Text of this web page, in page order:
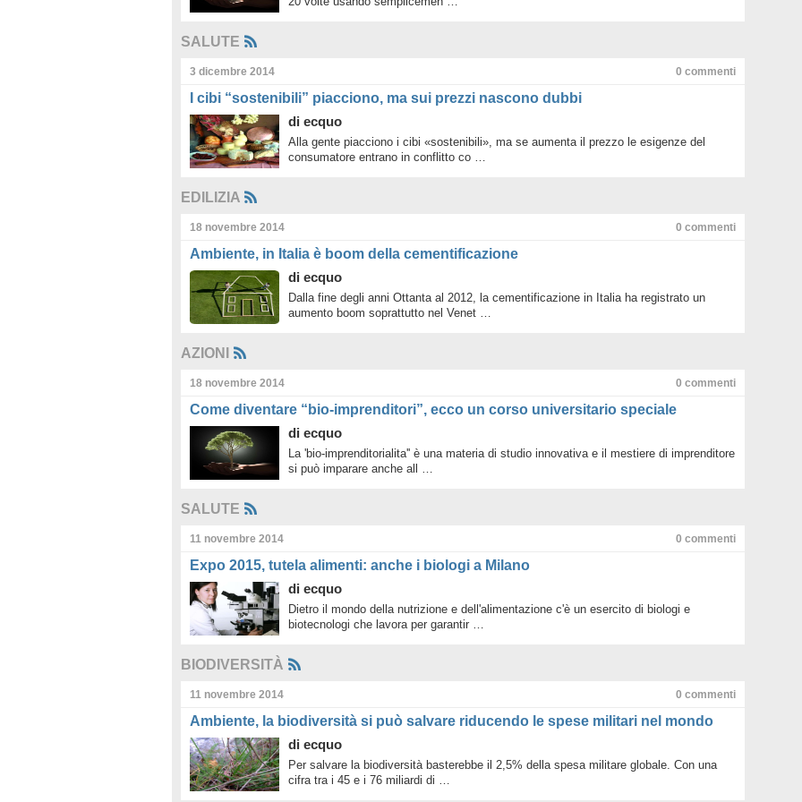
SALUTE
3 dicembre 2014 0 commenti
I cibi “sostenibili” piacciono, ma sui prezzi nascono dubbi
di ecquo
Alla gente piacciono i cibi «sostenibili», ma se aumenta il prezzo le esigenze del
consumatore entrano in conflitto co …
EDILIZIA
18 novembre 2014 0 commenti
Ambiente, in Italia è boom della cementificazione
di ecquo
Dalla fine degli anni Ottanta al 2012, la cementificazione in Italia ha registrato un
aumento boom soprattutto nel Venet …
AZIONI
18 novembre 2014 0 commenti
Come diventare “bio-imprenditori”, ecco un corso universitario speciale
di ecquo
La 'bio-imprenditorialita'' è una materia di studio innovativa e il mestiere di imprenditore
si può imparare anche all …
SALUTE
11 novembre 2014 0 commenti
Expo 2015, tutela alimenti: anche i biologi a Milano
di ecquo
Dietro il mondo della nutrizione e dell'alimentazione c'è un esercito di biologi e
biotecnologi che lavora per garantir …
BIODIVERSITÀ
11 novembre 2014 0 commenti
Ambiente, la biodiversità si può salvare riducendo le spese militari nel mondo
di ecquo
Per salvare la biodiversità basterebbe il 2,5% della spesa militare globale. Con una
cifra tra i 45 e i 76 miliardi di …